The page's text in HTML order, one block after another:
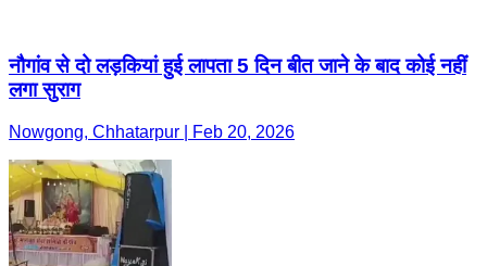
नौगांव से दो लड़कियां हुई लापता 5 दिन बीत जाने के बाद कोई नहीं
लगा सुराग
Nowgong, Chhatarpur | Feb 20, 2026